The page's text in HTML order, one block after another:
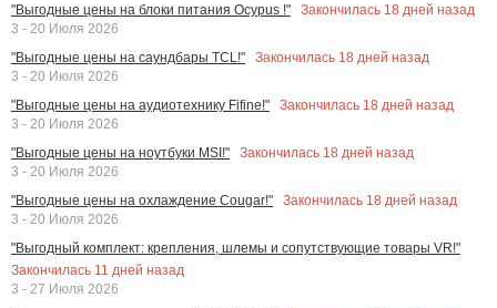
"Выгодные цены на блоки питания Ocypus !"
Закончилась 18 дней назад
3 - 20 Июля 2026
"Выгодные цены на саундбары TCL!"
Закончилась 18 дней назад
3 - 20 Июля 2026
"Выгодные цены на аудиотехнику Fifine!"
Закончилась 18 дней назад
3 - 20 Июля 2026
"Выгодные цены на ноутбуки MSI!"
Закончилась 18 дней назад
3 - 20 Июля 2026
"Выгодные цены на охлаждение Cougar!"
Закончилась 18 дней назад
3 - 20 Июля 2026
"Выгодный комплект: крепления, шлемы и сопутствующие товары VR!"
Закончилась 11 дней назад
3 - 27 Июля 2026